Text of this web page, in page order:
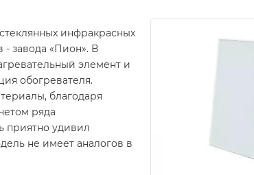
инфракрасных
завода «Пион». В
элемент и
обогревателя.
благодаря
ряда
приятно удивил
не имеет аналогов в